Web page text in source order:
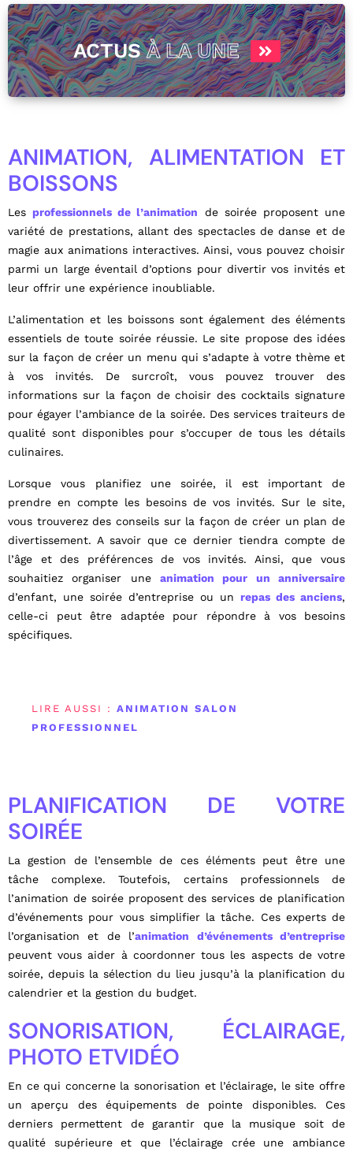
ACTUSÀ LA UNE
ANIMATION, ALIMENTATION ET
BOISSONS
Lesprofessionnels de l’animation de soirée proposent une
variété de prestations, allant des spectacles de danse et de
magie aux animations interactives. Ainsi, vous pouvez choisir
parmi un large éventail d’options pour divertir vos invités et
leur offrir une expérience inoubliable.
L’alimentation et les boissons sont également des éléments
essentiels de toute soirée réussie. Le site propose des idées
sur la façon de créer un menu qui s’adapte à votre thème et
à vos invités. De surcroît, vous pouvez trouver des
informations sur la façon de choisir des cocktails signature
pour égayer l’ambiance de la soirée. Des services traiteurs de
qualité sont disponibles pour s’occuper de tous les détails
culinaires.
Lorsque vous planifiez une soirée, il est important de
prendre en compte les besoins de vos invités. Sur le site,
vous trouverez des conseils sur la façon de créer un plan de
divertissement. A savoir que ce dernier tiendra compte de
l’âge et des préférences de vos invités. Ainsi, que vous
souhaitiez organiser une animation pour un anniversaire
d’enfant, une soirée d’entreprise ou un repas des anciens,
celle-ci peut être adaptée pour répondre à vos besoins
spécifiques.
LIRE AUSSI : ANIMATION SALON
PROFESSIONNEL
PLANIFICATION DE VOTRE
SOIRÉE
La gestion de l’ensemble de ces éléments peut être une
tâche complexe. Toutefois, certains professionnels de
l’animation de soirée proposent des services de planification
d’événements pour vous simplifier la tâche. Ces experts de
l’organisation et de l’animation d’événements d’entreprise
peuvent vous aider à coordonner tous les aspects de votre
soirée, depuis la sélection du lieu jusqu’à la planification du
calendrier et la gestion du budget.
SONORISATION, ÉCLAIRAGE,
PHOTO ETVIDÉO
En ce qui concerne la sonorisation et l’éclairage, le site offre
un aperçu des équipements de pointe disponibles. Ces
derniers permettent de garantir que la musique soit de
qualité supérieure et que l’éclairage crée une ambiance